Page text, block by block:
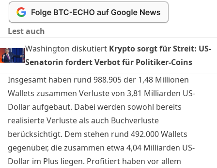
Lest auch
Washington diskutiert Krypto sorgt für Streit: US-
Senatorin fordert Verbot für Politiker-Coins
Insgesamt haben rund 988.905 der 1,48 Millionen
Wallets zusammen Verluste von 3,81 Milliarden US-
Dollar aufgebaut. Dabei werden sowohl bereits
realisierte Verluste als auch Buchverluste
berücksichtigt. Dem stehen rund 492.000 Wallets
gegenüber, die zusammen etwa 4,04 Milliarden US-
Dollar im Plus liegen. Profitiert haben vor allem